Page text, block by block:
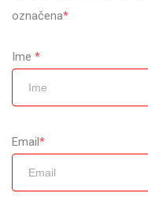
označena*
Ime *
Email*